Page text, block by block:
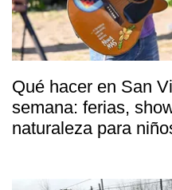
Qué hacer en San
semana: ferias,
naturaleza para